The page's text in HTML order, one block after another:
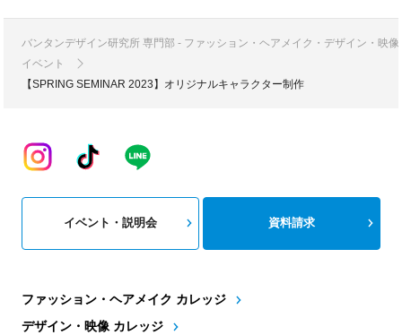
バンタンデザイン研究所 専門部 - ファッション・ヘアメイク・デザイン・映
イベント
【SPRING SEMINAR 2023】オリジナルキャラクター制作
ファッション・ヘアメイク カレッジ
デザイン・映像 カレッジ
イベント・説明会 資料請求